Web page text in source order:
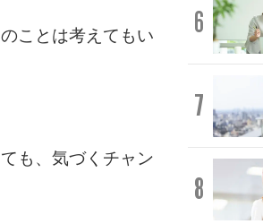
ことは考えてもい
も、気づくチャン
6
7
8